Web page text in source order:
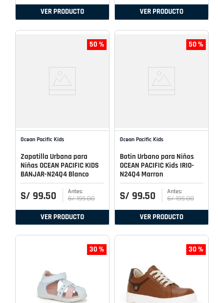
VER PRODUCTO VER PRODUCTO
50 %
Ocean Pacific Kids
Zapatilla Urbana para
Niñas OCEAN PACIFIC KIDS
BANJAR-N24Q4 Blanco
S/ 99.50 S/ 199.00
VER PRODUCTO
50 %
Ocean Pacific Kids
Botin Urbano para Niños
OCEAN PACIFIC Kids IRIO-
N24Q4 Marron
S/ 99.50 S/ 199.00
VER PRODUCTO
30 % 30 %